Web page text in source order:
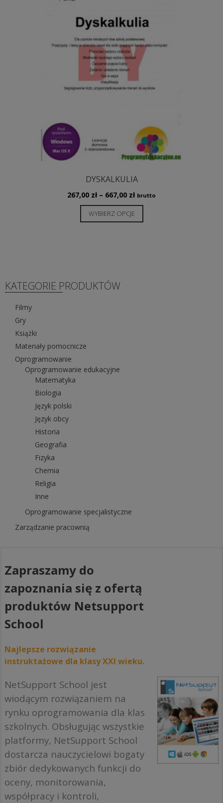
stronie
DYSKALKULIA
267,00 zł – 667,00 złZakres
cen:
brutto
WYBIERZ OPCJE
produkt
KATEGORIE PRODUKTÓW
Filmy
Gry
Książki
Materiały pomocnicze
Oprogramowanie
Oprogramowanie edukacyjne
Matematyka
Biologia
Język polski
Język obcy
Historia
Geografia
Fizyka
Chemia
Religia
Inne
Oprogramowanie specjalistyczne
Zarządzanie pracownią
Zapraszamy do
zapoznania się z ofertą
produktów Netsupport
School
Najlepsze rozwiązanie
instruktażowe dla klasy XXI wieku.
NetSupport School jest
wiodącym rozwiązaniem na
rynku oprogramowania dla klas
szkolnych. Obsługując wszystkie
platformy, NetSupport School
dostarcza nauczycielowi bogaty
zbiór dedykowanych funkcji do
oceny, monitorowania,
współpracy i kontroli,